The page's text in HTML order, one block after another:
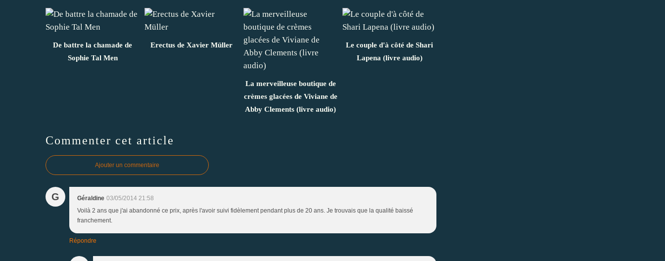
De battre la chamade de
Sophie Tal Men
Erectus de Xavier Müller
La merveilleuse boutique de
crèmes glacées de Viviane de
Abby Clements (livre audio)
Le couple d'à côté de Shari
Lapena (livre audio)
Commenter cet article
Ajouter un commentaire
G Géraldine 03/05/2014 21:58
Voilà 2 ans que j'ai abandonné ce prix, après l'avoir suivi fidèlement pendant plus de 20 ans. Je trouvais que la qualité baissé
franchement.
Répondre